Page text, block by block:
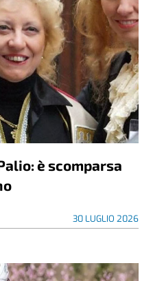
è scomparsa
30 LUGLIO 2026